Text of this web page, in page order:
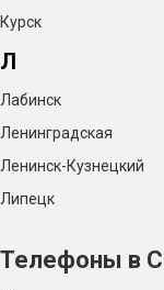
Курск
Л
Лабинск
Ленинградская
Ленинск-Кузнецкий
Липецк
Телефоны в